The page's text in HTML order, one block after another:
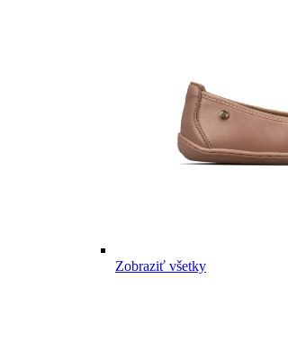
Zobraziť všetky